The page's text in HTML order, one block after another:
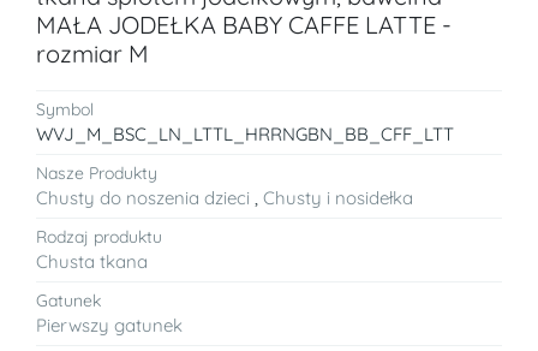
MAŁA JODEŁKA BABY CAFFE LATTE -
rozmiar M
Symbol
WVJ_M_BSC_LN_LTTL_HRRNGBN_BB_CFF_LTT
Nasze Produkty
Chusty do noszenia dzieci Chusty i nosidełka
Rodzaj produktu
Chusta tkana
Gatunek
Pierwszy gatunek